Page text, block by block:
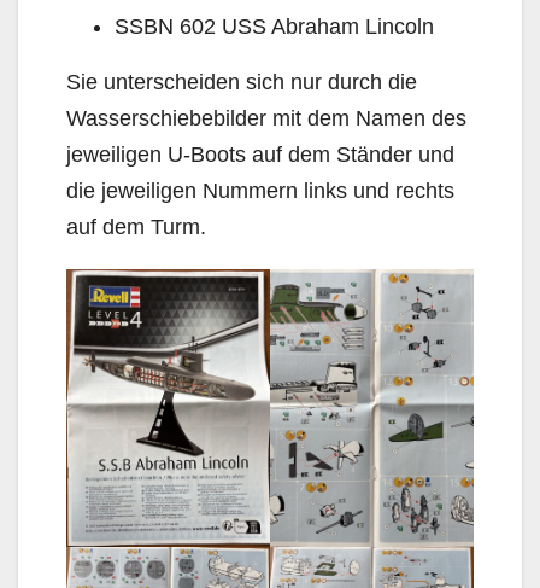
SSBN 602 USS Abraham Lincoln
Sie unterscheiden sich nur durch die
Wasserschiebebilder mit dem Namen des
jeweiligen U-Boots auf dem Ständer und
die jeweiligen Nummern links und rechts
auf dem Turm.